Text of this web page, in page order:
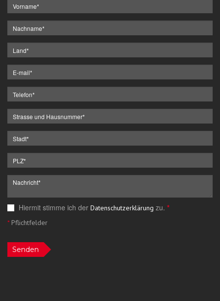
Hiermit stimme ich der Datenschutzerklärung zu. *
*Pflichtfelder
Senden